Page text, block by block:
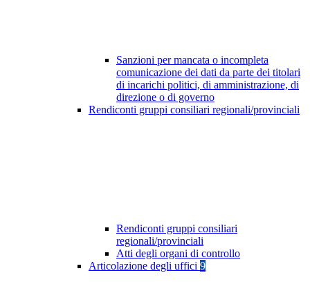
Sanzioni per mancata o incompleta
comunicazione dei dati da parte dei titolari
di incarichi politici, di amministrazione, di
direzione o di governo
Rendiconti gruppi consiliari regionali/provinciali
Rendiconti gruppi consiliari
regionali/provinciali
Atti degli organi di controllo
Articolazione degli uffici 9